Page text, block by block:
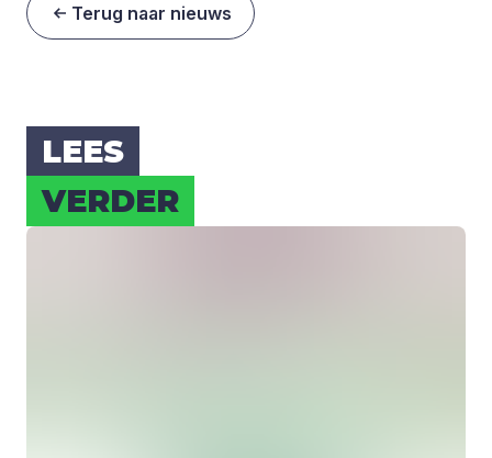
Terug naar nieuws
LEES
VER­DER